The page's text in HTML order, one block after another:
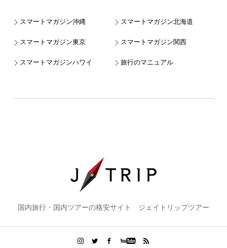
スマートマガジン沖縄 スマートマガジン北海道
スマートマガジン東京 スマートマガジン関西
スマートマガジンハワイ 旅行のマニュアル
国内旅行・国内ツアーの格安サイト ジェイトリップツアー